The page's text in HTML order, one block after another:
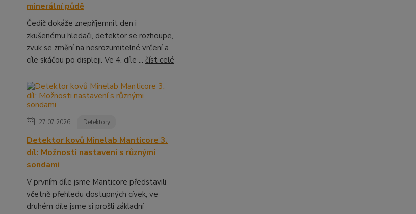
minerální půdě
Čedič dokáže znepříjemnit den i
zkušenému hledači, detektor se rozhoupe,
zvuk se změní na nesrozumitelné vrčení a
cíle skáčou po displeji. Ve 4. díle ... číst celé
27.07.2026 Detektory
Detektor kovů Minelab Manticore 3.
díl: Možnosti nastavení s různými
sondami
V prvním díle jsme Manticore představili
včetně přehledu dostupných cívek, ve
druhém díle jsme si prošli základní